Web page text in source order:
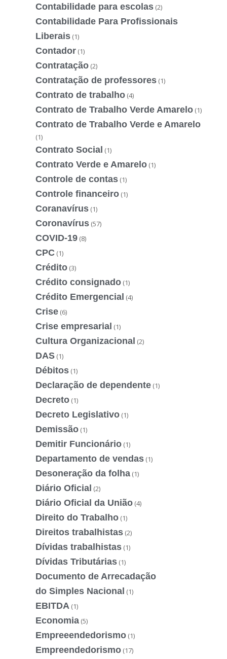
Contabilidade para escolas (2)
Contabilidade Para Profissionais
Liberais (1)
Contador (1)
Contratação (2)
Contratação de professores (1)
Contrato de trabalho (4)
Contrato de Trabalho Verde Amarelo (1)
Contrato de Trabalho Verde e Amarelo
(1)
Contrato Social (1)
Contrato Verde e Amarelo (1)
Controle de contas (1)
Controle financeiro (1)
Coranavírus (1)
Coronavírus (57)
COVID-19 (8)
CPC (1)
Crédito (3)
Crédito consignado (1)
Crédito Emergencial (4)
Crise (6)
Crise empresarial (1)
Cultura Organizacional (2)
DAS (1)
Débitos (1)
Declaração de dependente (1)
Decreto (1)
Decreto Legislativo (1)
Demissão (1)
Demitir Funcionário (1)
Departamento de vendas (1)
Desoneração da folha (1)
Diário Oficial (2)
Diário Oficial da União (4)
Direito do Trabalho (1)
Direitos trabalhistas (2)
Dívidas trabalhistas (1)
Dívidas Tributárias (1)
Documento de Arrecadação
do Simples Nacional (1)
EBITDA (1)
Economia (5)
Empreeendedorismo (1)
Empreendedorismo (17)